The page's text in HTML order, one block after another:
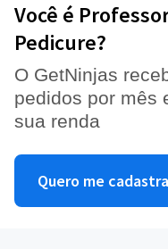
Você é
Pedicure?
O GetNinjas
pedidos por mês
sua renda
Quero me